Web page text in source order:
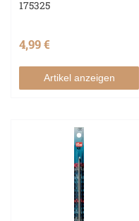
175325
4,99 €
Artikel anzeigen